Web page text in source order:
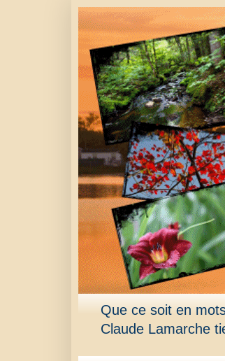
Que ce soit en
Claude Lamarche